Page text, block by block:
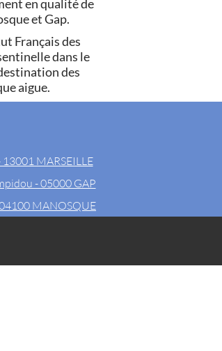
en qualité de
et Gap.
Français des
dans le
des
aigue.
MARSEILLE
- 05000 GAP
MANOSQUE